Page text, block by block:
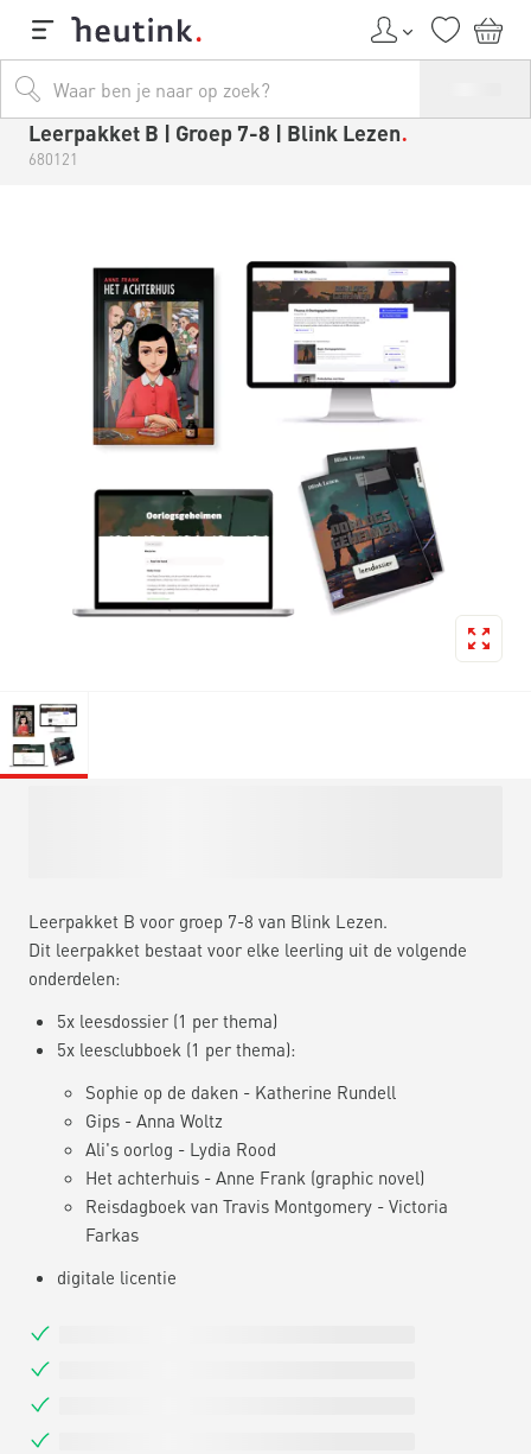
Leerpakket B | Groep 7-8 | Blink Lezen
680121
Leerpakket B voor groep 7-8 van Blink Lezen.
Dit leerpakket bestaat voor elke leerling uit de volgende
onderdelen:
5x leesdossier (1 per thema)
5x leesclubboek (1 per thema):
Sophie op de daken - Katherine Rundell
Gips - Anna Woltz
Ali's oorlog - Lydia Rood
Het achterhuis - Anne Frank (graphic novel)
Reisdagboek van Travis Montgomery - Victoria
Farkas
digitale licentie